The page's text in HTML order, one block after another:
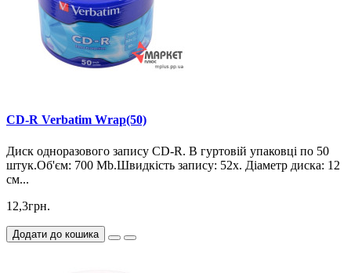
CD-R Verbatim Wrap(50)
Диск одноразового запису CD-R. В гуртовій упаковці по 50
штук.Об'єм: 700 Mb.Швидкість запису: 52х. Діаметр диска: 12
см...
12,3грн.
Додати до кошика